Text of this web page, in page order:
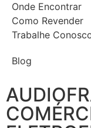
Onde Encontrar
Como Revender
Trabalhe
Blog